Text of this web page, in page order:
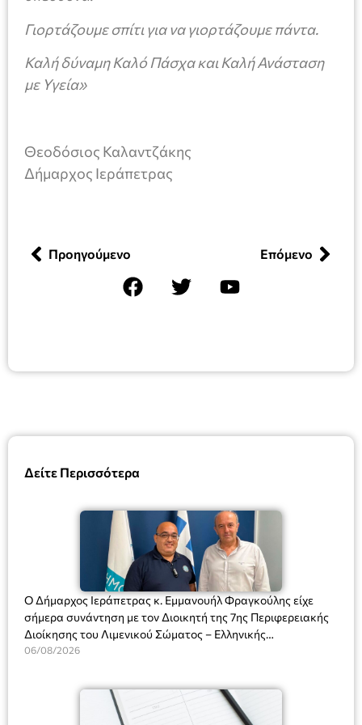
Δείτε Περισσότερα
Ο Δήμαρχος Ιεράπετρας κ. Εμμανουήλ Φραγκούλης είχε
σήμερα συνάντηση με τον Διοικητή της 7ης Περιφερειακής
Διοίκησης του Λιμενικού Σώματος – Ελληνικής
Ακτοφυλακής (Λ.Σ.-ΕΛ.ΑΚΤ.), Αρχιπλοίαρχο Λ.Σ. κ. Ιωάννη
06/08/2026
Γιορτάζουμε σπίτι για να γιορτάζουμε πάντα.
Καλή δύναμη Καλό Πάσχα και Καλή Ανάσταση
με Υγεία»
Θεοδόσιος Καλαντζάκης
Δήμαρχος Ιεράπετρας
Προηγούμενο Επόμενο